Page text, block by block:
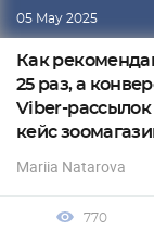
05 May 2025
Как
25 раз, а
Viber-рассылок
кейс
Mariia Natarova
770